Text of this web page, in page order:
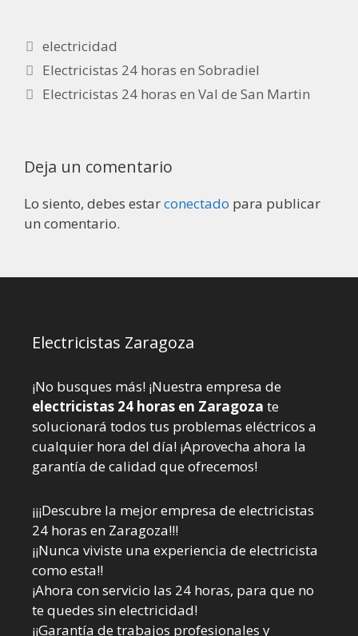
electricidad
Electricistas 24 horas en Sobradiel
Electricistas 24 horas en Val de San Martin
Deja un comentario
Lo siento, debes estarconectado para publicar
un comentario.
Electricistas Zaragoza
¡No busques más! ¡Nuestra empresa de
electricistas 24 horas en Zaragoza te
solucionará todos tus problemas eléctricos a
cualquier hora del día! ¡Aprovecha ahora la
garantía de calidad que ofrecemos!
¡¡¡Descubre la mejor empresa de electricistas
24 horas en Zaragoza!!!
¡¡Nunca viviste una experiencia de electricista
como esta!!
¡Ahora con servicio las 24 horas, para que no
te quedes sin electricidad!
¡¡Garantía de trabajos profesionales y